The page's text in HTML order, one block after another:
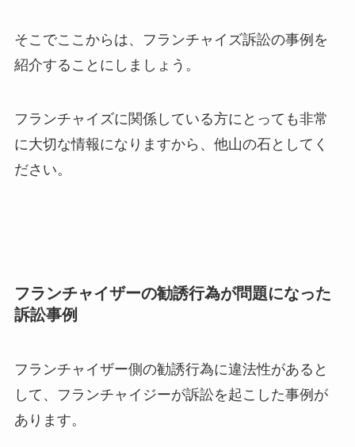
そこでここからは、フランチャイズ訴訟の事例を
紹介することにしましょう。
フランチャイズに関係している方にとっても非常
に大切な情報になりますから、他山の石としてく
ださい。
フランチャイザーの勧誘行為が問題になった
訴訟事例
フランチャイザー側の勧誘行為に違法性があると
して、フランチャイジーが訴訟を起こした事例が
あります。